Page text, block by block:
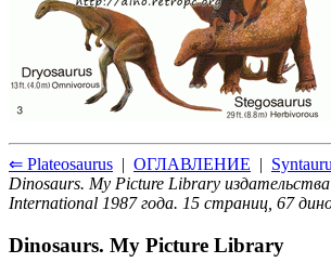
⇐ Plateosaurus | ОГЛАВЛЕНИЕ |
Dinosaurs. My Picture Library
International 1987 года. 15 страниц, 67
Dinosaurs. My Picture Library